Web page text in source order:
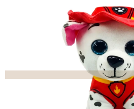
CSILLAG.